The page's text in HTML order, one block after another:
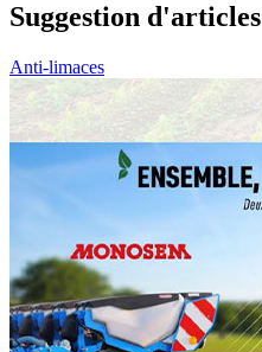
Suggestion d'articles
Anti-limaces